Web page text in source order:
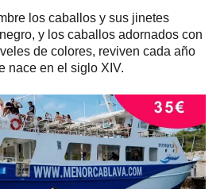
los caballos y sus jinetes
y los caballos adornados con
de colores, reviven cada año
nace en el siglo XIV.